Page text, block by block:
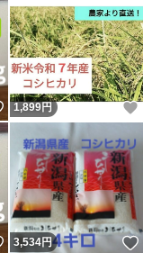
いいね！
1,899円
いいね！
3,534円